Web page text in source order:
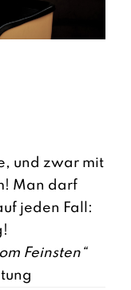
und zwar mit
Man darf
jeden Fall:
Feinsten“